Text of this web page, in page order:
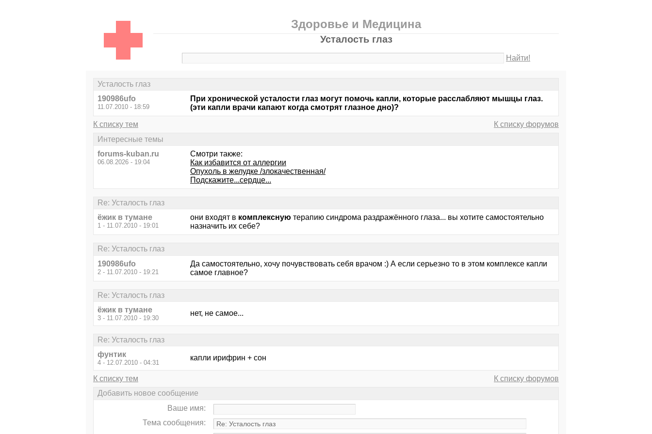
Здоровье и Медицина
Усталость глаз
Найти!
Усталость глаз
190986ufo
11.07.2010 - 18:59
При хронической усталости глаз могут помочь капли, которые расслабляют мышцы глаз.
(эти капли врачи капают когда смотрят глазное дно)?
К списку тем
К списку форумов
Интересные темы
forums-kuban.ru
06.08.2026 - 19:04
Смотри также:
Как избавится от аллергии
Опухоль в желудке /злокачественная/
Подскажите...сердце...
Re: Усталость глаз
ёжик в тумане
1 - 11.07.2010 - 19:01
они входят в комплексную терапию синдрома раздражённого глаза... вы хотите самостоятельно
назначить их себе?
Re: Усталость глаз
190986ufo
2 - 11.07.2010 - 19:21
Да самостоятельно, хочу почувствовать себя врачом :) А если серьезно то в этом комплексе капли
самое главное?
Re: Усталость глаз
ёжик в тумане
3 - 11.07.2010 - 19:30
нет, не самое...
Re: Усталость глаз
фунтик
4 - 12.07.2010 - 04:31
капли ирифрин + сон
К списку тем
К списку форумов
Добавить новое сообщение
Ваше имя:
Тема сообщения: